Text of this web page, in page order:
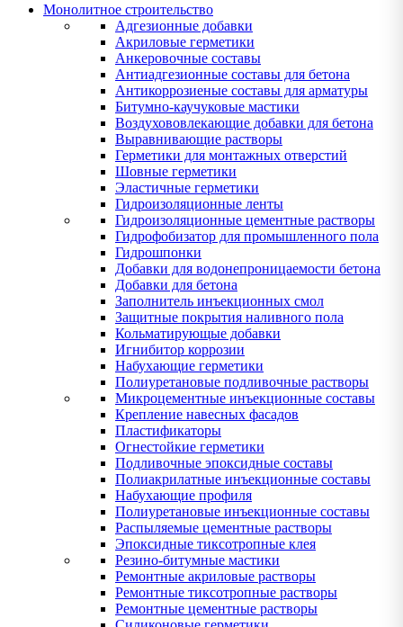
Монолитное строительство
Адгезионные добавки
Акриловые герметики
Анкеровочные составы
Антиадгезионные составы для бетона
Антикоррозиеные составы для арматуры
Битумно-каучуковые мастики
Воздухововлекающие добавки для бетона
Выравнивающие растворы
Герметики для монтажных отверстий
Шовные герметики
Эластичные герметики
Гидроизоляционные ленты
Гидроизоляционные цементные растворы
Гидрофобизатор для промышленного пола
Гидрошпонки
Добавки для водонепроницаемости бетона
Добавки для бетона
Заполнитель инъекционных смол
Защитные покрытия наливного пола
Кольматирующые добавки
Игнибитор коррозии
Набухающие герметики
Полиуретановые подливочные растворы
Микроцементные инъекционные составы
Крепление навесных фасадов
Пластификаторы
Огнестойкие герметики
Подливочные эпоксидные составы
Полиакрилатные инъекционные составы
Набухающие профиля
Полиуретановые инъекционные составы
Распыляемые цементные растворы
Эпоксидные тиксотропные клея
Резино-битумные мастики
Ремонтные акриловые растворы
Ремонтные тиксотропные растворы
Ремонтные цементные растворы